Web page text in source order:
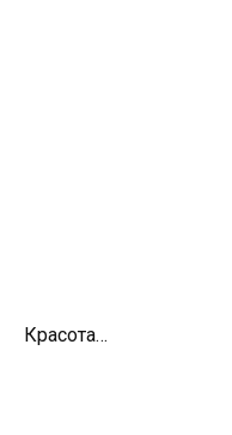
Красота…